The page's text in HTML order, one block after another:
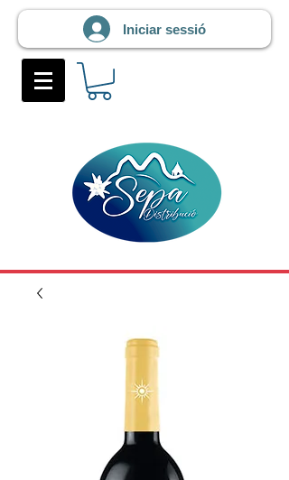
Iniciar sessió